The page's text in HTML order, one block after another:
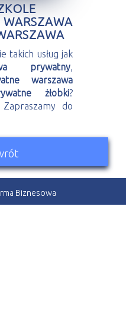
takich usług jak
prywatny
warszawa
żłobki?
do
Biznesowa